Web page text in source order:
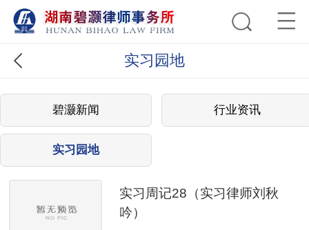
实习园地
碧灏新闻 行业资讯
实习园地
实习周记28（实习律师刘秋
吟）